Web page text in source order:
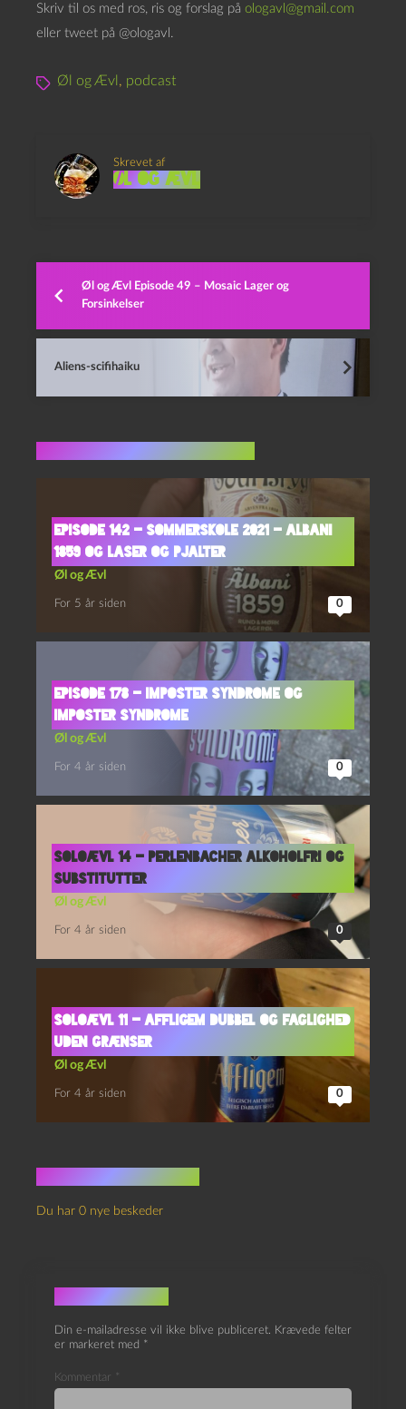
Skriv til os med ros, ris og forslag på ologavl@gmail.com
eller tweet på @ologavl.
Øl og Ævl , podcast
Skrevet af
Øl og Ævl
Øl og Ævl Episode 49 – Mosaic Lager og
Forsinkelser
Aliens-scifihaiku
Episode 142 – Sommerskole 2021 – Albani
1859 og Laser og Pjalter
Øl og Ævl
For 5 år siden 0
Episode 178 – Imposter Syndrome og
Imposter Syndrome
Øl og Ævl
For 4 år siden 0
Soloævl 14 – Perlenbacher Alkoholfri og
Substitutter
Øl og Ævl
For 4 år siden 0
Soloævl 11 – Affligem Dubbel og Faglighed
Uden Grænser
Øl og Ævl
For 4 år siden 0
Du har 0 nye beskeder
Skriv et svar
Din e-mailadresse vil ikke blive publiceret. Krævede felter
er markeret med *
Kommentar *